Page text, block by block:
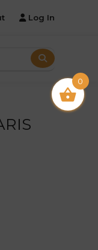
Log In
0